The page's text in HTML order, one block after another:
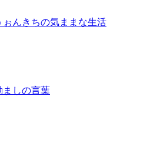
ぉんきちの気ままな生活
ましの言葉